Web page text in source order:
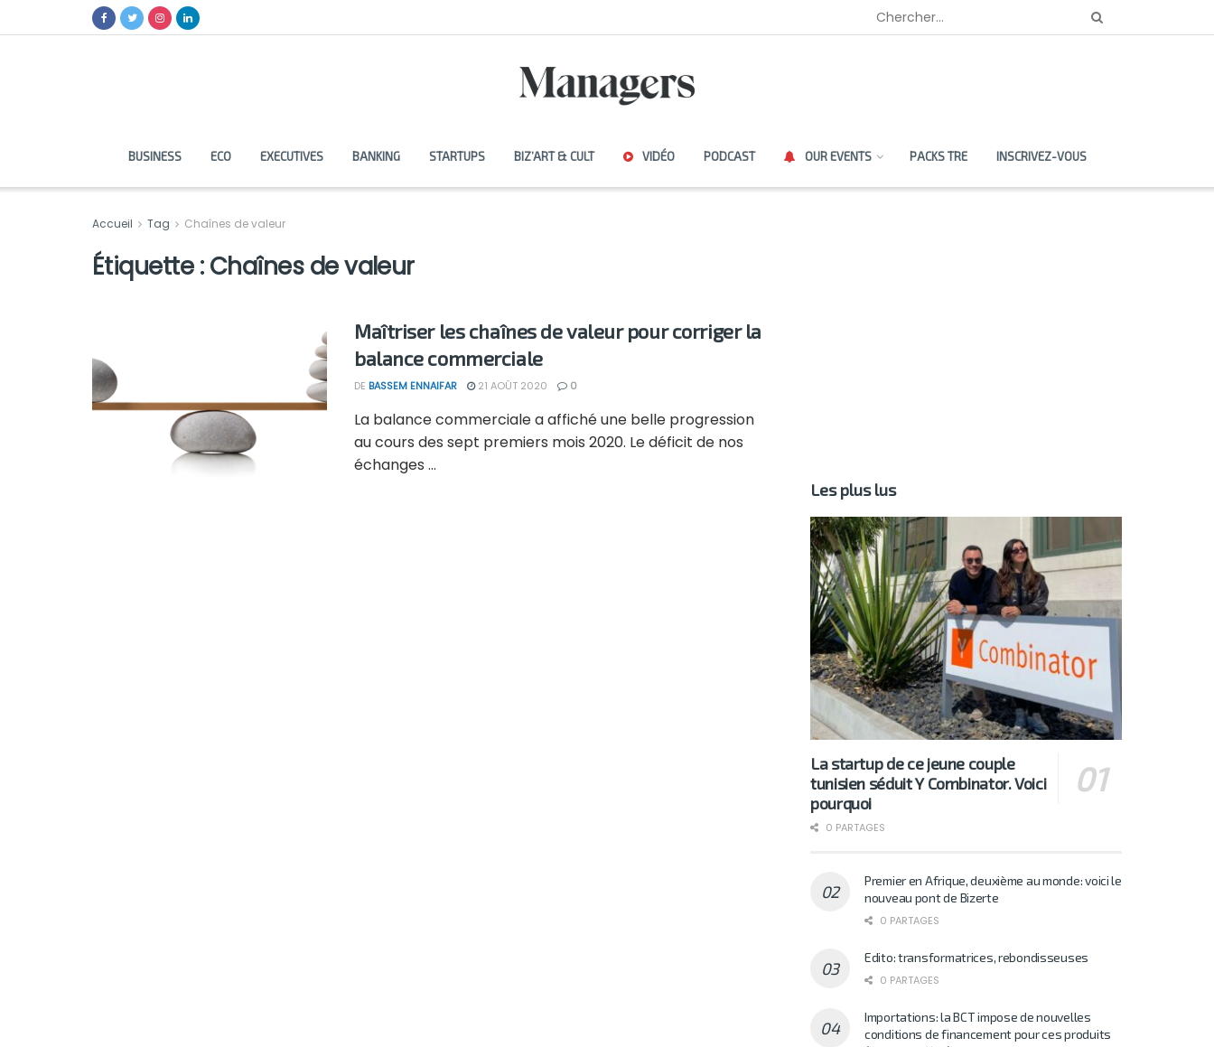
BUSINESS ECO EXECUTIVES BANKING STARTUPS BIZ’ART & CULT VIDÉO PODCAST OUR EVENTS PACKS TRE INSCRIVEZ-VOUS
Accueil Tag Chaînes de valeur
Étiquette :Chaînes de valeur
Maîtriser les chaînes de valeur pour corriger la
balance commerciale
DE BASSEM ENNAIFAR 21 AOÛT 2020 0
La balance commerciale a affiché une belle progression
au cours des sept premiers mois 2020. Le déficit de nos
échanges ...
Les plus lus
La startup de ce jeune couple
tunisien séduit Y Combinator. Voici
pourquoi
0 PARTAGES
Premier en Afrique, deuxième au monde: voici le
nouveau pont de Bizerte
0 PARTAGES
Edito: transformatrices, rebondisseuses
0 PARTAGES
Importations: la BCT impose de nouvelles
conditions de financement pour ces produits